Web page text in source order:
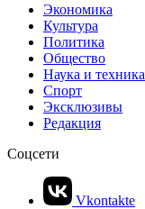
Экономика
Культура
Политика
Общество
Наука и техника
Спорт
Эксклюзивы
Редакция
Соцсети
Vkontakte